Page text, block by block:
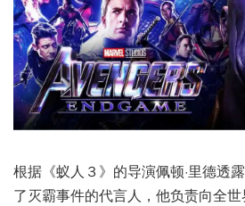
根据《蚁人３》的导演佩顿·里德透
了灭霸事件的代言人，他负责向全